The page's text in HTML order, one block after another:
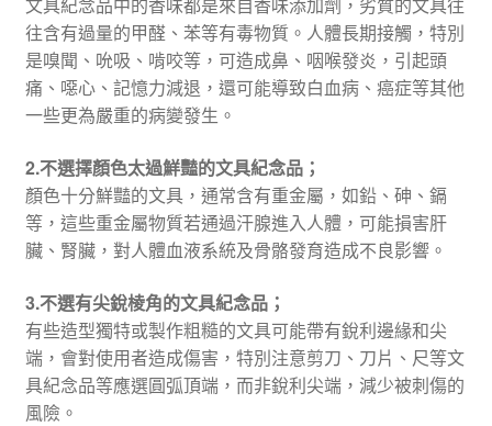
文具紀念品中的香味都是來自香味添加劑，劣質的文具往
往含有過量的甲醛、苯等有毒物質。人體長期接觸，特別
是嗅聞、吮吸、啃咬等，可造成鼻、咽喉發炎，引起頭
痛、噁心、記憶力減退，還可能導致白血病、癌症等其他
一些更為嚴重的病變發生。
2.不選擇顏色太過鮮豔的文具紀念品；
顏色十分鮮豔的文具，通常含有重金屬，如鉛、砷、鎘
等，這些重金屬物質若通過汗腺進入人體，可能損害肝
臟、腎臟，對人體血液系統及骨骼發育造成不良影響。
3.不選有尖銳棱角的文具紀念品；
有些造型獨特或製作粗糙的文具可能帶有銳利邊緣和尖
端，會對使用者造成傷害，特別注意剪刀、刀片、尺等文
具紀念品等應選圓弧頂端，而非銳利尖端，減少被刺傷的
風險。